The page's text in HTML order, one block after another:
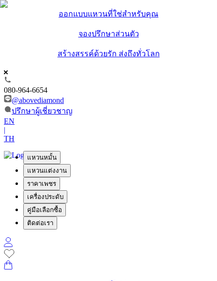
ออกแบบแหวนที่ใช่สำหรับคุณ
จองปรึกษาส่วนตัว
สร้างสรรค์ด้วยรัก ส่งถึงทั่วโลก
080-964-6654
@abovediamond
ปรึกษาผู้เชี่ยวชาญ
EN
|
TH
แหวนหมั้น
แหวนแต่งงาน
ราคาเพชร
เครื่องประดับ
คู่มือเลือกซื้อ
ติดต่อเรา